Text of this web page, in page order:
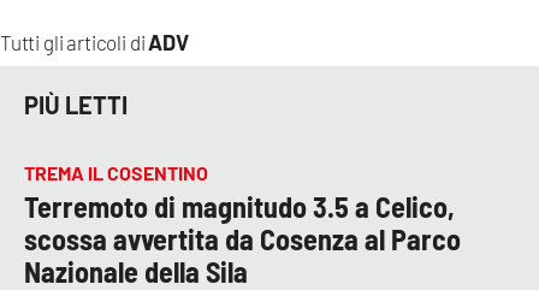
Tutti gli articoli diADV
PIÙ LETTI
TREMA IL COSENTINO
Terremoto di magnitudo 3.5 a Celico,
scossa avvertita da Cosenza al Parco
Nazionale della Sila